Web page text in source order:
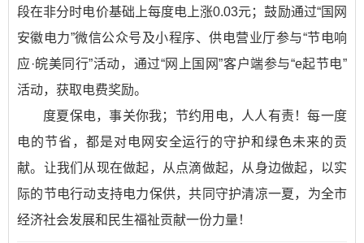
段在非分时电价基础上每度电上涨0.03元；鼓励通过“国网
安徽电力”微信公众号及小程序、供电营业厅参与“节电响
应·皖美同行”活动，通过“网上国网”客户端参与“e起节电”
活动，获取电费奖励。
度夏保电，事关你我；节约用电，人人有责！每一度
电的节省，都是对电网安全运行的守护和绿色未来的贡
献。让我们从现在做起，从点滴做起，从身边做起，以实
际的节电行动支持电力保供，共同守护清凉一夏，为全市
经济社会发展和民生福祉贡献一份力量！